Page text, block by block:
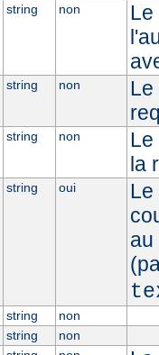
string non
Le
string non
Le
string non
Le
la
string oui
Le
au
string
non
string
non